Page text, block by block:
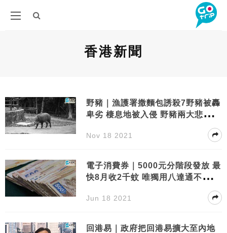
香港新聞
野豬｜漁護署撒麵包誘殺7野豬被轟
卑劣 棲息地被入侵 野豬兩大悲歌｜
Nov 18 2021
電子消費券｜5000元分階段發放 最
快8月收2千蚊 唯獨用八達通不能合
Jun 18 2021
回港易｜政府把回港易擴大至內地